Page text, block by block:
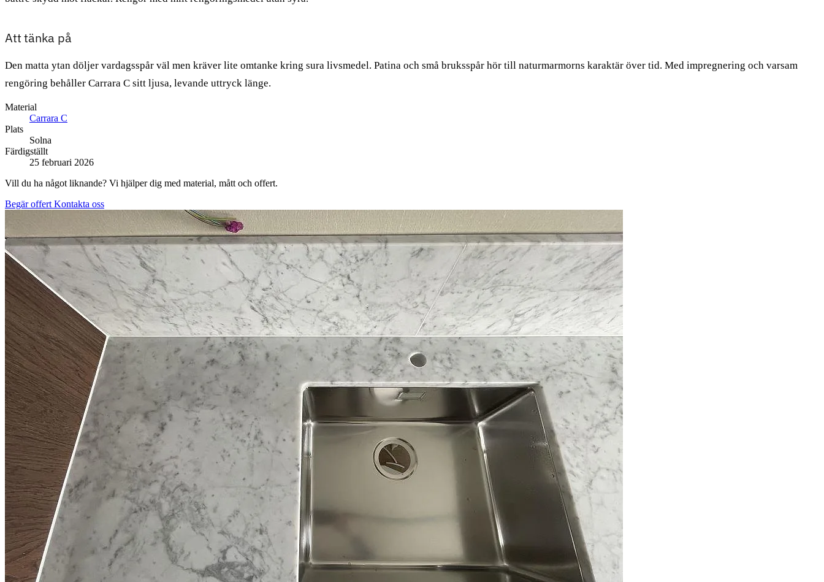
Att tänka på
Den matta ytan döljer vardagsspår väl men kräver lite omtanke kring sura livsmedel. Patina och små bruksspår hör till naturmarmorns karaktär över tid. Med impregnering och varsam
rengöring behåller Carrara C sitt ljusa, levande uttryck länge.
Material
Carrara C
Plats
Solna
Färdigställt
25 februari 2026
Vill du ha något liknande? Vi hjälper dig med material, mått och offert.
Begär offert Kontakta oss